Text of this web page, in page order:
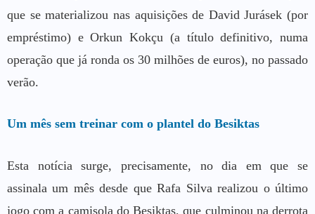
que se materializou nas aquisições de David Jurásek (por
empréstimo) e Orkun Kokçu (a título definitivo, numa
operação que já ronda os 30 milhões de euros), no passado
verão.
Um mês sem treinar com o plantel do Besiktas
Esta notícia surge, precisamente, no dia em que se
assinala um mês desde que Rafa Silva realizou o último
jogo com a camisola do Besiktas, que culminou na derrota